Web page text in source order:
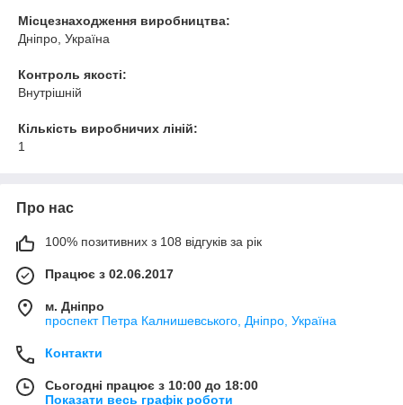
Місцезнаходження виробництва:
Дніпро, Україна
Контроль якості:
Внутрішній
Кількість виробничих ліній:
1
Про нас
100% позитивних з 108 відгуків за рік
Працює з 02.06.2017
м. Дніпро
проспект Петра Калнишевського, Дніпро, Україна
Контакти
Сьогодні працює з 10:00 до 18:00
Показати весь графік роботи